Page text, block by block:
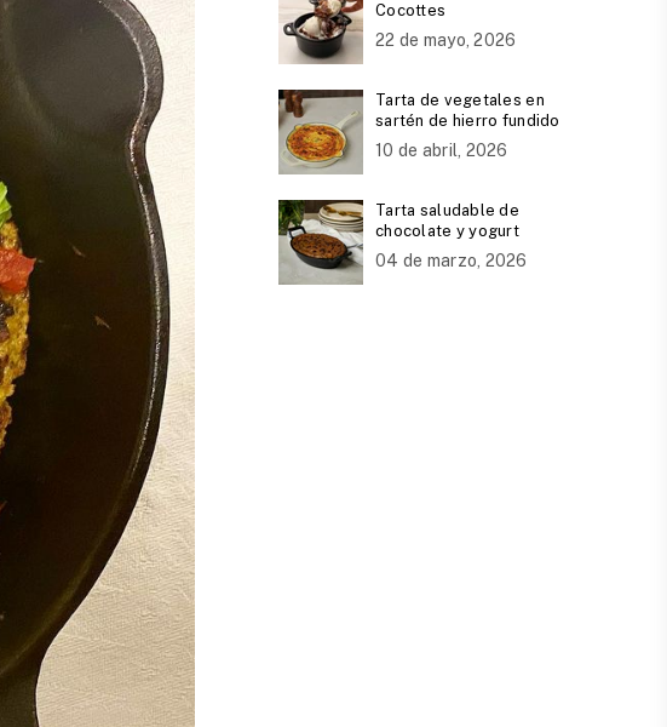
Cocottes
22 de mayo, 2026
Tarta de vegetales en
sartén de hierro fundido
10 de abril, 2026
Tarta saludable de
chocolate y yogurt
04 de marzo, 2026